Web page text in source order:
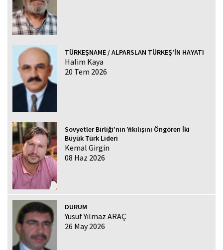
TÜRKEŞNAME / ALPARSLAN TÜRKEŞ’İN HAYATI
Halim Kaya
20 Tem 2026
Sovyetler Birliği'nin Yıkılışını Öngören İki
Büyük Türk Lideri
Kemal Girgin
08 Haz 2026
DURUM
Yusuf Yılmaz ARAÇ
26 May 2026